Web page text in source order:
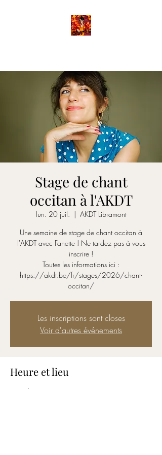
Stage de chant
occitan à l'AKDT
lun. 20 juil.
  |
AKDT Libramont
Une semaine de stage de chant occitan à
l'AKDT avec Fanette ! Ne tardez pas à vous
inscrire !
Toutes les informations ici :
https://akdt.be/fr/stages/2026/chant-
occitan/
Les inscriptions sont closes
Voir d'autres événements
Heure et lieu
20 juil. 2026, 19:00 – 26 juil. 2026, 23:00